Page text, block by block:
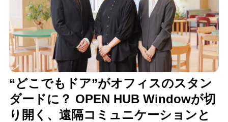
“どこでもドア”がオフィスのスタン
ダードに？ OPEN HUB Windowが切
り開く、遠隔コミュニケーションと